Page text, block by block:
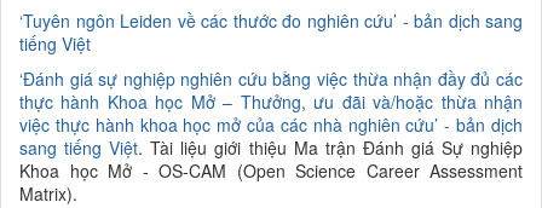
‘Tuyên ngôn Leiden về các thước đo nghiên cứu’ - bản dịch sang
tiếng Việt
‘Đánh giá sự nghiệp nghiên cứu bằng việc thừa nhận đầy đủ các
thực hành Khoa học Mở – Thưởng, ưu đãi và/hoặc thừa nhận
việc thực hành khoa học mở của các nhà nghiên cứu’ - bản dịch
sang tiếng Việt. Tài liệu giới thiệu Ma trận Đánh giá Sự nghiệp
Khoa học Mở - OS-CAM (Open Science Career Assessment
Matrix).